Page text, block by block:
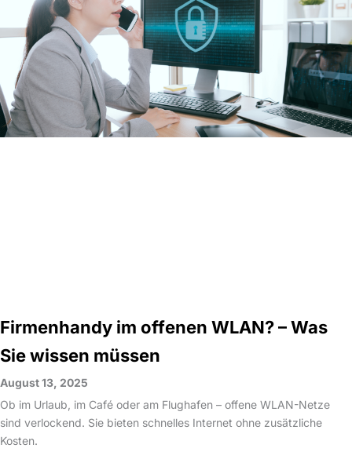
Firmenhandy im offenen WLAN? – Was
Sie wissen müssen
August 13, 2025
Ob im Urlaub, im Café oder am Flughafen – offene WLAN-Netze
sind verlockend. Sie bieten schnelles Internet ohne zusätzliche
Kosten.